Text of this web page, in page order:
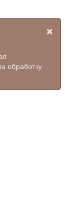
×
обработку